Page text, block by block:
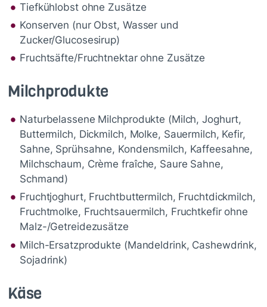
Tiefkühlobst ohne Zusätze
Konserven (nur Obst, Wasser und
Zucker/Glucosesirup)
Fruchtsäfte/Fruchtnektar ohne Zusätze
Milchprodukte
Naturbelassene Milchprodukte (Milch, Joghurt,
Buttermilch, Dickmilch, Molke, Sauermilch, Kefir,
Sahne, Sprühsahne, Kondensmilch, Kaffeesahne,
Milchschaum, Crème fraîche, Saure Sahne,
Schmand)
Fruchtjoghurt, Fruchtbuttermilch, Fruchtdickmilch,
Fruchtmolke, Fruchtsauermilch, Fruchtkefir ohne
Malz-/Getreidezusätze
Milch-Ersatzprodukte (Mandeldrink, Cashewdrink,
Sojadrink)
Käse